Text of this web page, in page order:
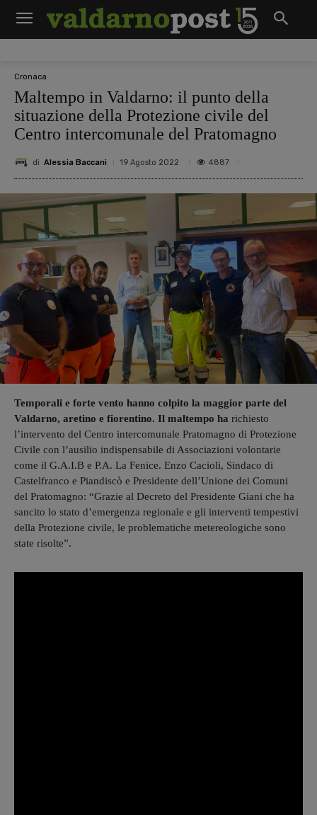
Cronaca
Maltempo in Valdarno: il punto della
situazione della Protezione civile del
Centro intercomunale del Pratomagno
di Alessia Baccani 19 Agosto 2022 4887
Temporali e forte vento hanno colpito la maggior parte del
Valdarno, aretino e fiorentino. Il maltempo ha richiesto
l’intervento del Centro intercomunale Pratomagno di Protezione
Civile con l’ausilio indispensabile di Associazioni volontarie
come il G.A.I.B e P.A. La Fenice. Enzo Cacioli, Sindaco di
Castelfranco e Piandiscò e Presidente dell’Unione dei Comuni
del Pratomagno: “Grazie al Decreto del Presidente Giani che ha
sancito lo stato d’emergenza regionale e gli interventi tempestivi
della Protezione civile, le problematiche metereologiche sono
state risolte”.